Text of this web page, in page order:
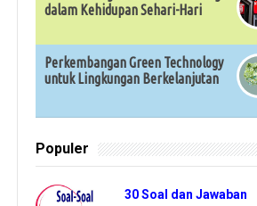
dalam Kehidupan Sehari-Hari
Perkembangan Green Technology
untuk Lingkungan Berkelanjutan
Populer
30 Soal dan Jawaban